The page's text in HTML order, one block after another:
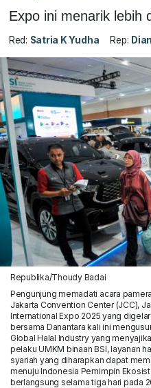
Expo ini menarik lebih
Red: Satria K Yudha Rep:
Republika/Thoudy Badai
Pengunjung memadati acara
Jakarta Convention Center (JCC),
International Expo 2025 yang
bersama Danantara kali ini
Global Halal Industry yang
pelaku UMKM binaan BSI, layanan
syariah yang diharapkan dapat
menuju Indonesia Pemimpin
berlangsung selama tiga hari pada